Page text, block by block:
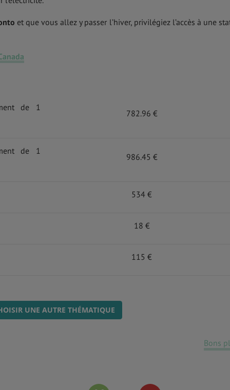
et que vous allez y passer l’hiver, privilégiez l’accès à une
de 1
782.96 €
de 1
986.45 €
534 €
18 €
115 €
UNE AUTRE THÉMATIQUE
Bons